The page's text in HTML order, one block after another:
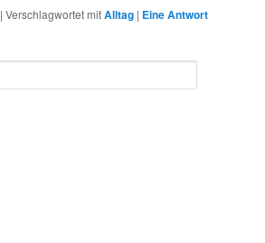
|Verschlagwortet mitAlltag | EineAntwort